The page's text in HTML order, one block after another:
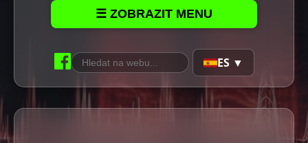
☰ ZOBRAZIT MENU
ES ▼